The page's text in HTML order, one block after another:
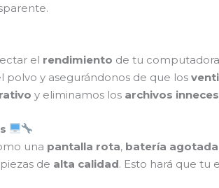
el rendimiento de tu
polvo y asegurándonos de que los
y eliminamos los archivos
una pantalla rota, batería agotada
de alta calidad. Esto hará que tu